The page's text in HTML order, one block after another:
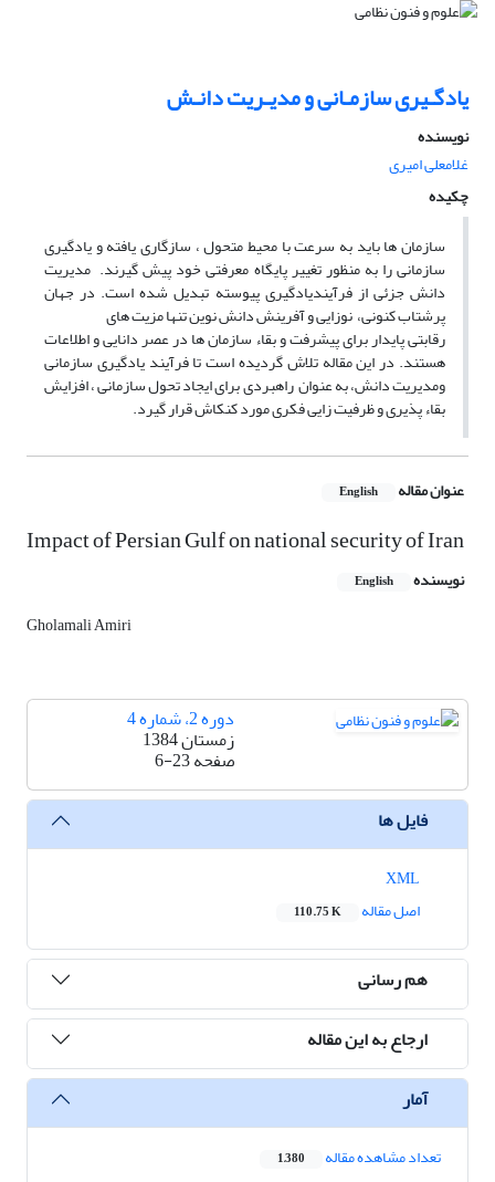
یادگـیری سازمـانی و مدیـریت دانـش
نویسنده
غلامعلی امیری
چکیده
سازمان ها باید به‌ سرعت‌ با محیط متحول ، ‌سازگاری‌ یافته و یادگیری
سازمانی را به منظور تغییر پایگاه معرفتی خود پیش گیرند. مدیریت‌
دانش‌ جزئی‌ از فرآیندیادگیری‌ پیوسته‌ تبدیل‌ شده‌ است‌. در جهان
پرشتاب کنونی، نوزایی و آفرینش دانش نوین تنها مزیت های
رقابتی پایدار برای پیشرفت و بقاء سازمان ها در عصر دانایی و اطلاعات
هستند. در این مقاله تلاش گردیده است تا فرآیند یادگیری سازمانی
ومدیریت دانش، به عنوان راهبردی برای ایجاد تحول سازمانی ، افزایش
بقاء پذیری و ظرفیت زایی فکری مورد کنکاش قرار گیرد.
عنوان مقاله English
Impact of Persian Gulf on national security of Iran
نویسنده English
Gholamali Amiri
دوره 2، شماره 4
زمستان 1384
صفحه6-23
فایل ها
اصل مقاله
110.75 K
هم رسانی
ارجاع به این مقاله
آمار
تعداد مشاهده مقاله 1,380